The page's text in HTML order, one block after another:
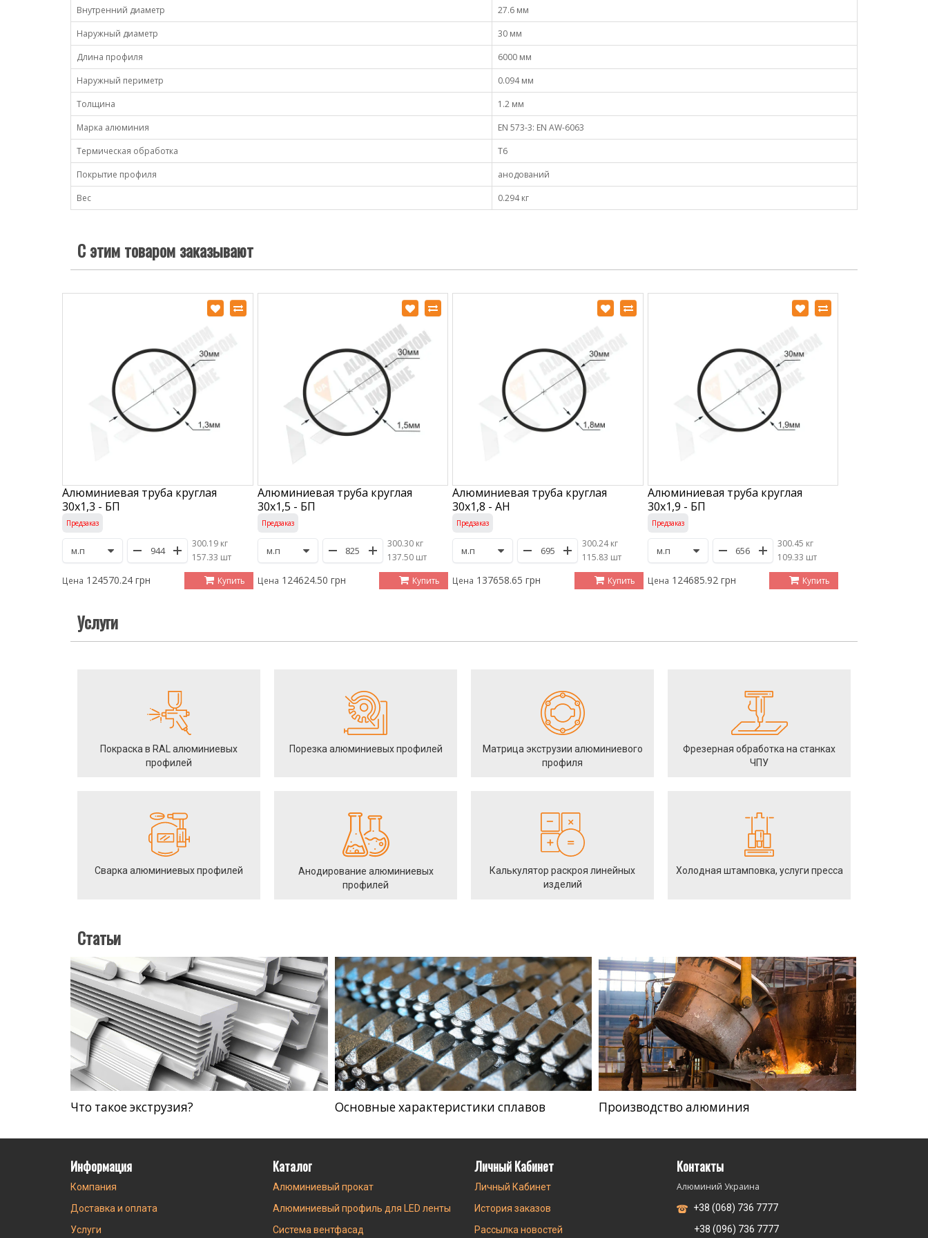
Внутренний диаметр
27.6 мм
Наружный диаметр
30 мм
Длина профиля
6000 мм
Наружный периметр
0.094 мм
Толщина
1.2 мм
Марка алюминия
EN 573-3: EN AW-6063
Термическая обработка
Т6
Покрытие профиля
анодований
Вес
0.294 кг
С этим товаром заказывают
Алюминиевая труба круглая
30х1,3 - БП
Предзаказ
300.19 кг
/157.33 шт
Цена 124570.24 грн Купить
Алюминиевая труба круглая
30х1,5 - БП
Предзаказ
300.30 кг
/137.50 шт
Цена 124624.50 грн Купить
Алюминиевая труба круглая
30х1,8 - АН
Предзаказ
300.24 кг
/115.83 шт
Цена 137658.65 грн Купить
Алюминиевая труба круглая
30х1,9 - БП
Предзаказ
300.45 кг
/109.33 шт
Цена 124685.92 грн Купить
Услуги
Покраска в RAL алюминиевых
профилей
Порезка алюминиевых профилей
Матрица экструзии алюминиевого
профиля
Фрезерная обработка на станках
ЧПУ
Сварка алюминиевых профилей
Анодирование алюминиевых
профилей
Калькулятор раскроя линейных
изделий
Холодная штамповка, услуги пресса
Статьи
Что такое экструзия? Основные характеристики сплавов Производство алюминия
Информация
Компания
Доставка и оплата
Услуги
Каталог
Алюминиевый прокат
Алюминиевый профиль для LED ленты
Система вентфасад
Личный Кабинет
Личный Кабинет
История заказов
Рассылка новостей
Контакты
Алюминий Украина
+38 (068) 736 7777
+38 (096) 736 7777